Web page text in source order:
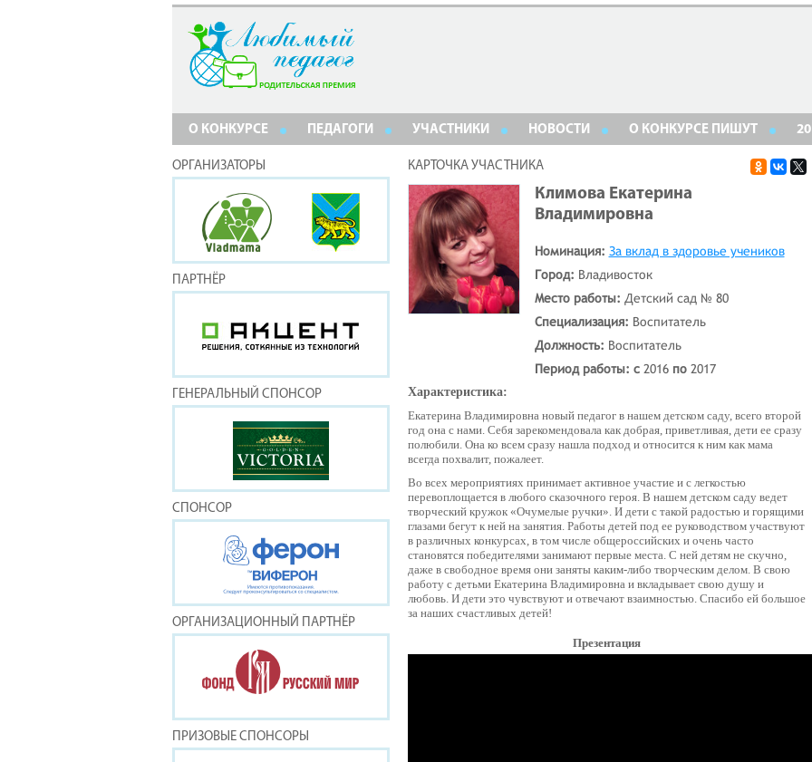
О КОНКУРСЕ ПЕДАГОГИ УЧАСТНИКИ НОВОСТИ О КОНКУРСЕ ПИШУТ
ОРГАНИЗАТОРЫ
ПАРТНЁР
ГЕНЕРАЛЬНЫЙ СПОНСОР
СПОНСОР
ОРГАНИЗАЦИОННЫЙ ПАРТНЁР
ПРИЗОВЫЕ СПОНСОРЫ
КАРТОЧКА УЧАСТНИКА
Климова Екатерина
Владимировна
Номинация: За вклад в здоровье учеников
Город: Владивосток
Место работы: Детский сад № 80
Специализация: Воспитатель
Должность: Воспитатель
Период работы: с2016по 2017
Характеристика:
Екатерина Владимировна новый педагог в нашем детском саду, всего второй
год она с нами. Себя зарекомендовала как добрая, приветливая, дети ее сразу
полюбили. Она ко всем сразу нашла подход и относится к ним как мама
всегда похвалит, пожалеет.
Во всех мероприятиях принимает активное участие и с легкостью
перевоплощается в любого сказочного героя. В нашем детском саду ведет
творческий кружок «Очумелые ручки». И дети с такой радостью и горящими
глазами бегут к ней на занятия. Работы детей под ее руководством участвуют
в различных конкурсах, в том числе общероссийских и очень часто
становятся победителями занимают первые места. С ней детям не скучно,
даже в свободное время они заняты каким-либо творческим делом. В свою
работу с детьми Екатерина Владимировна и вкладывает свою душу и
любовь. И дети это чувствуют и отвечают взаимностью. Спасибо ей большое
за наших счастливых детей!
Презентация